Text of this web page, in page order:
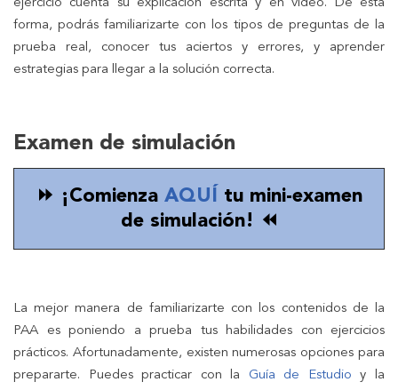
ejercicio cuenta su explicación escrita y en video. De esta
forma, podrás familiarizarte con los tipos de preguntas de la
prueba real, conocer tus aciertos y errores, y aprender
estrategias para llegar a la solución correcta.
Examen de simulación
⏩ ¡Comienza AQUÍ tu mini-examen
de simulación! ⏪
La mejor manera de familiarizarte con los contenidos de la
PAA es poniendo a prueba tus habilidades con ejercicios
prácticos. Afortunadamente, existen numerosas opciones para
prepararte. Puedes practicar con la Guía de Estudio y la